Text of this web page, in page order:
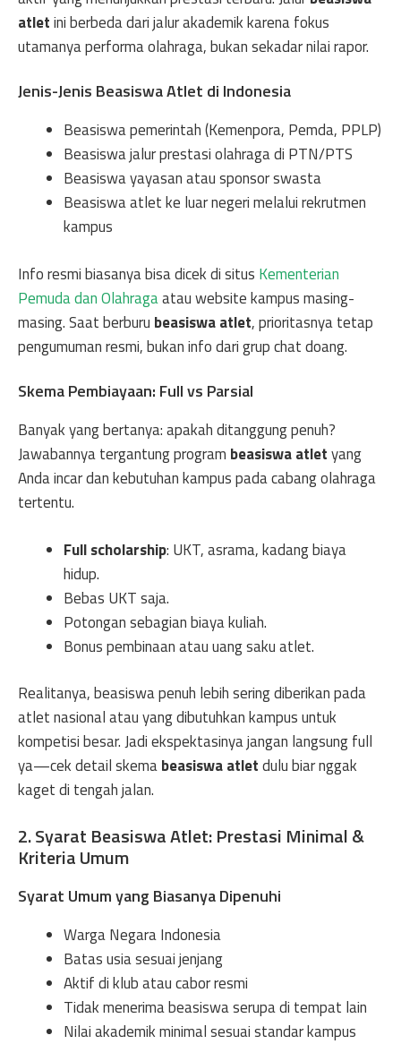
atletini berbeda dari jalur akademik karena fokus
utamanya performa olahraga, bukan sekadar nilai rapor.
Jenis-Jenis Beasiswa Atlet di Indonesia
Beasiswa pemerintah (Kemenpora, Pemda, PPLP)
Beasiswa jalur prestasi olahraga di PTN/PTS
Beasiswa yayasan atau sponsor swasta
Beasiswa atlet ke luar negeri melalui rekrutmen
kampus
Info resmi biasanya bisa dicek di situs Kementerian
Pemuda dan Olahragaatau website kampus masing-
masing. Saat berburu beasiswa atlet, prioritasnya tetap
pengumuman resmi, bukan info dari grup chat doang.
Skema Pembiayaan: Full vs Parsial
Banyak yang bertanya: apakah ditanggung penuh?
Jawabannya tergantung program beasiswa atletyang
Anda incar dan kebutuhan kampus pada cabang olahraga
tertentu.
Full scholarship: UKT, asrama, kadang biaya
hidup.
Bebas UKT saja.
Potongan sebagian biaya kuliah.
Bonus pembinaan atau uang saku atlet.
Realitanya, beasiswa penuh lebih sering diberikan pada
atlet nasional atau yang dibutuhkan kampus untuk
kompetisi besar. Jadi ekspektasinya jangan langsung full
ya—cek detail skemabeasiswa atletdulu biar nggak
kaget di tengah jalan.
2. Syarat Beasiswa Atlet: Prestasi Minimal &
Kriteria Umum
Syarat Umum yang Biasanya Dipenuhi
Warga Negara Indonesia
Batas usia sesuai jenjang
Aktif di klub atau cabor resmi
Tidak menerima beasiswa serupa di tempat lain
Nilai akademik minimal sesuai standar kampus